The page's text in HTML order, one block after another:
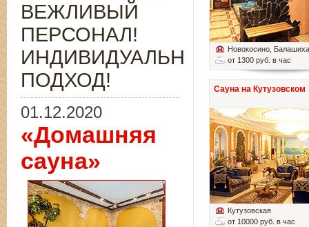
Новокосино , Балашиха
от 1300 руб. в час
Сауна на Кутузовском
Кутузовская
от 10000 руб. в час
ВЕЖЛИВЫЙ
ПЕРСОНАЛ!
ИНДИВИДУАЛЬНЫЙ
ПОДХОД!
01.12.2020
«Домашняя
сауна»